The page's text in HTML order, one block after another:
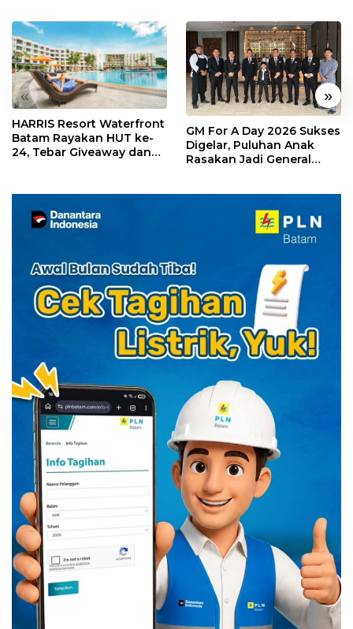
« »
HARRIS Resort Waterfront
Batam Rayakan HUT ke-
24, Tebar Giveaway dan
GM For A Day 2026 Sukses
Digelar, Puluhan Anak
Rasakan Jadi General